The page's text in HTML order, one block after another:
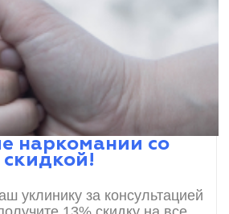
наркомании со
скидкой!
уклинику за консультацией